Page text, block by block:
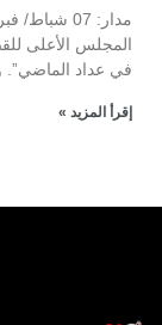
المجلس الأعلى
في عداد الماضي”.
إقرأ المزيد »